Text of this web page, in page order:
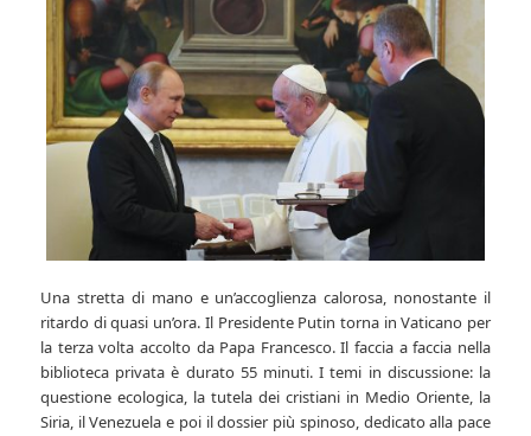
Una stretta di mano e un’accoglienza calorosa, nonostante il
ritardo di quasi un’ora. Il Presidente Putin torna in Vaticano per
la terza volta accolto da Papa Francesco. Il faccia a faccia nella
biblioteca privata è durato 55 minuti. I temi in discussione: la
questione ecologica, la tutela dei cristiani in Medio Oriente, la
Siria, il Venezuela e poi il dossier più spinoso, dedicato alla pace